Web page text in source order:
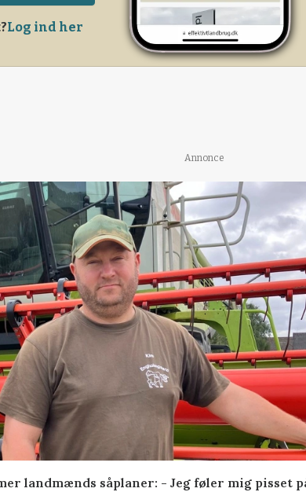
Log ind her
Annonce
landmænds såplaner: - Jeg føler mig pisset